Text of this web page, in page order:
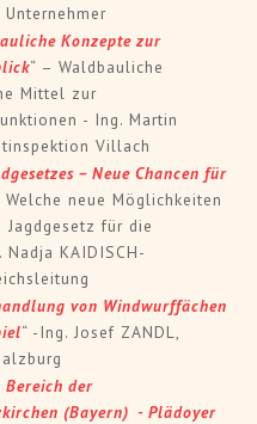
Unternehmer
Konzepte zur
“ – Waldbauliche
Mittel zur
- Ing. Martin
Villach
– Neue Chancen für
Welche neue Möglichkeiten
Jagdgesetz für die
KAIDISCH-
von Windwurffächen
“ -Ing. Josef ZANDL,
der
(Bayern) - Plädoyer